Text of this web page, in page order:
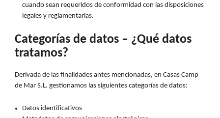
cuando sean requeridos de conformidad con las disposiciones
legales y reglamentarias.
Categorías de datos – ¿Qué datos
tratamos?
Derivada de las finalidades antes mencionadas, en Casas Camp
de Mar S.L. gestionamos las siguientes categorías de datos:
Datos identificativos